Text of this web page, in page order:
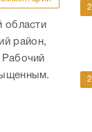
области
район,
Рабочий